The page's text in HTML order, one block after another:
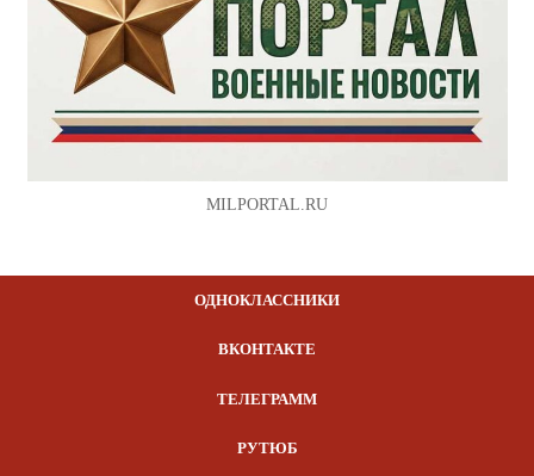
MILPORTAL.RU
ОДНОКЛАССНИКИ
ВКОНТАКТЕ
ТЕЛЕГРАММ
РУТЮБ